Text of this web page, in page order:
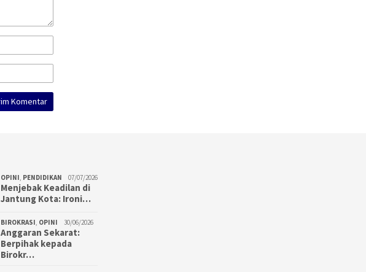
OPINI PENDIDIKAN 07/07/2026
Menjebak Keadilan di
Jantung Kota: Ironi…
BIROKRASI OPINI 30/06/2026
Anggaran Sekarat:
Berpihak kepada
Birokr…